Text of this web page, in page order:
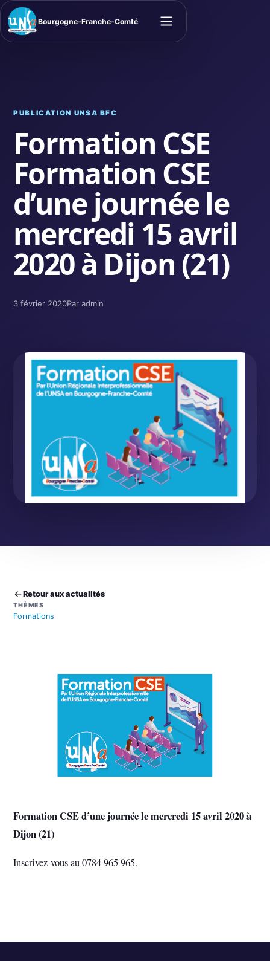
Bourgogne–Franche-Comté
Ouvrir le menu
PUBLICATION UNSA BFC
Formation CSE
Formation CSE
d’une journée le
mercredi 15 avril
2020 à Dijon (21)
3 février 2020Par admin
Retour aux actualités
THÈMES
Formations
Formation CSE d’une journée le mercredi 15 avril 2020 à
Dijon (21)
Inscrivez-vous au 0784 965 965.